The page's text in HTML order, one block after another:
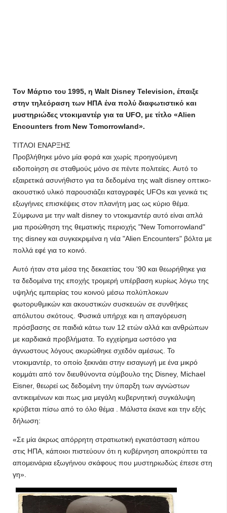
Τον Μάρτιο του 1995, η Walt Disney Television, έπαιξε
στην τηλεόραση των ΗΠΑ ένα πολύ διαφωτιστικό και
μυστηριώδες ντοκιμαντέρ για τα UFO, με τίτλο «Alien
Encounters from New Tomorrowland».
ΤΙΤΛΟΙ ΕΝΑΡΞΗΣ
Προβλήθηκε μόνο μία φορά και χωρίς προηγούμενη
ειδοποίηση σε σταθμούς μόνο σε πέντε πολιτείες. Αυτό το
εξαιρετικά ασυνήθιστο για τα δεδομένα της walt disney οπτικο-
ακουστικό υλικό παρουσιάζει καταγραφές UFOs και γενικά τις
εξωγήινες επισκέψεις στον πλανήτη μας ως κύριο θέμα.
Σύμφωνα με την walt disney το ντοκιμαντέρ αυτό είναι απλά
μια προώθηση της θεματικής περιοχής "New Tomorrowland"
της disney και συγκεκριμένα η νέα "Alien Encounters" βόλτα με
πολλά εφέ για το κοινό.
Αυτό ήταν στα μέσα της δεκαετίας του '90 και θεωρήθηκε για
τα δεδομένα της εποχής τρομερή υπέρβαση κυρίως λόγω της
υψηλής εμπειρίας του κοινού μέσω πολύπλοκων
φωτορυθμικών και ακουστικών συσκευών σε συνθήκες
απόλυτου σκότους. Φυσικά υπήρχε και η απαγόρευση
πρόσβασης σε παιδιά κάτω των 12 ετών αλλά και ανθρώπων
με καρδιακά προβλήματα. Το εγχείρημα ωστόσο για
άγνωστους λόγους ακυρώθηκε σχεδόν αμέσως. Το
ντοκιμαντέρ, το οποίο ξεκινάει στην εισαγωγή με ένα μικρό
κομμάτι από τον διευθύνοντα σύμβουλο της Disney, Michael
Eisner, θεωρεί ως δεδομένη την ύπαρξη των αγνώστων
αντικειμένων και πως μια μεγάλη κυβερνητική συγκάλυψη
κρύβεται πίσω από το όλο θέμα . Μάλιστα έκανε και την εξής
δήλωση:
«Σε μία άκρως απόρρητη στρατιωτική εγκατάσταση κάπου
στις ΗΠΑ, κάποιοι πιστεύουν ότι η κυβέρνηση αποκρύπτει τα
απομεινάρια εξωγήινου σκάφους που μυστηριωδώς έπεσε στη
γη».